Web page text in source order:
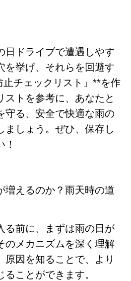
日ドライブで遭遇しやす
を挙げ、それらを回避す
止チェックリスト」**を作
ストを参考に、あなたと
守る、安全で快適な雨の
ましょう。ぜひ、保存し
増えるのか？雨天時の道
る前に、まずは雨の日が
のメカニズムを深く理解
原因を知ることで、より
ことができます。